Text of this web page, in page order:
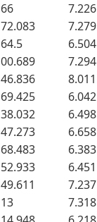
7.226
7.279
6.504
7.294
8.011
6.042
6.498
6.658
6.383
6.451
7.237
7.318